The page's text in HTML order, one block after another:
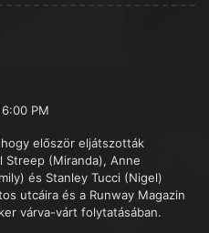
PM
először eljátszották
Streep (Miranda), Anne
és Stanley Tucci (Nigel)
utcáira és a Runway Magazin
várva-várt folytatásában.